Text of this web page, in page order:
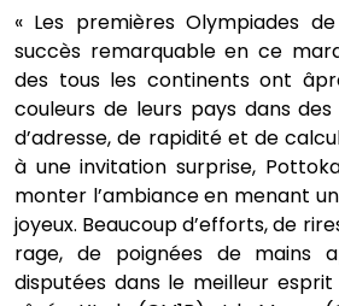
« Les premières Olympiades
succès remarquable en ce
des tous les continents ont
couleurs de leurs pays dans
d’adresse, de rapidité et de
à une invitation surprise,
monter l’ambiance en menant
joyeux. Beaucoup d’efforts, de
rage, de poignées de mains
disputées dans le meilleur